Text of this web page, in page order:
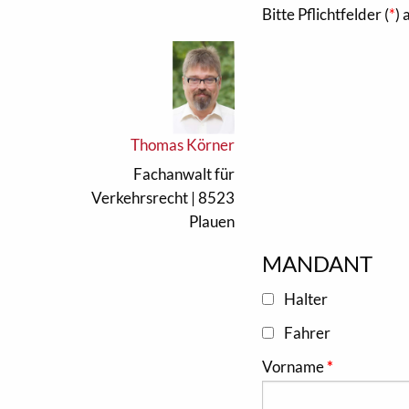
Bitte Pflichtfelder (*)
Thomas Körner
Fachanwalt für
Verkehrsrecht | 8523
Plauen
MANDANT
Halter
Fahrer
Vorname